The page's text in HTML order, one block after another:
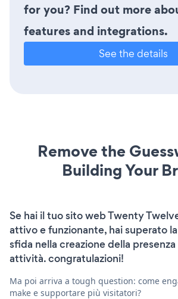
for you? Find out more
features and integrations.
See the details
Remove the
Building Your
Se hai il tuo sito web Twenty
attivo e funzionante, hai superato
sfida nella creazione della
attività. congratulazioni!
Ma poi arriva a tough question: come
make e supportare più visitatori?